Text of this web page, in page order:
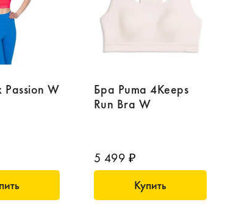
W
Бра Puma 4Keeps
Run Bra W
5 499 ₽
Купить